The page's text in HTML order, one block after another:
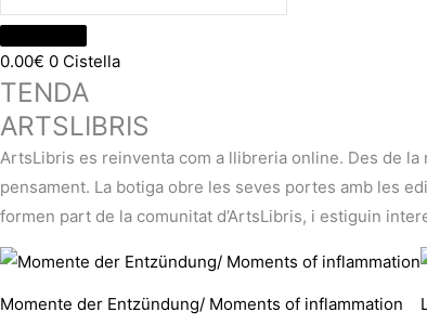
0.00€ 0 Cistella
TENDA
ARTSLIBRIS
ArtsLibris es reinventa com a llibreria online. Des de
pensament. La botiga obre les seves portes amb les
formen part de la comunitat d’ArtsLibris, i estiguin
Momente der Entzündung/ Moments of inflammation